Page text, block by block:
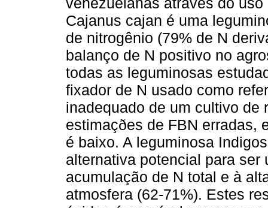
Cajanus cajan é uma
de nitrogênio (79% de N
balanço de N positivo no
todas as leguminosas
fixador de N usado como
inadequado de um cultivo de
estimaçðes de FBN erradas,
é baixo. A leguminosa
alternativa potencial para
acumulação de N total e à
atmosfera (62-71%). Estes